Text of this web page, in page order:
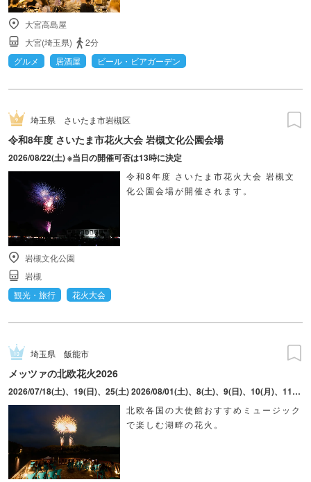
大宮高島屋
大宮(埼玉県)
2分
グルメ
居酒屋 ビール・ビアガーデン
埼玉県 さいたま市岩槻区
令和8年度 さいたま市花火大会 岩槻文化公園会場
2026/08/22(土) ※当日の開催可否は13時に決定
令和8年度 さいたま市花火大会 岩槻文
化公園会場が開催されます。
岩槻文化公園
岩槻
観光・旅行
花火大会
埼玉県 飯能市
メッツァの北欧花火2026
2026/07/18(土)、19(日)、25(土) 2026/08/01(土)、8(土)、9(日)、10(月)、11(火・祝)、12(水)、15(土) 2026/09/12(土)、19(土)、20(日)、21(月・祝)、22(火・祝) ※8月9日(日)は「ムーミンの日記念 花火大会2026」を開催(予定)
北欧各国の大使館おすすめミュージック
で楽しむ湖畔の花火。